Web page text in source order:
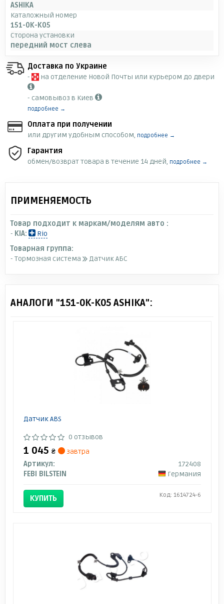
ASHIKA
Каталожный номер
151-0K-K05
Сторона установки
передний мост слева
Доставка по Украине
-
на отделение Новой Почты или курьером до двери
- самовывоз в Киев
подробнее →
Оплата при получении
или другим удобным способом, подробнее →
Гарантия
обмен/возврат товара в течение 14 дней, подробнее →
ПРИМЕНЯЕМОСТЬ
Товар подходит к маркам/моделям авто :
- KIA:
Rio
Товарная группа:
- Тормозная система
Датчик АБС
АНАЛОГИ "151-0K-K05 ASHIKA":
Датчик ABS
0 отзывов
1 045 ₴
завтра
Артикул:
172408
FEBI BILSTEIN
Германия
КУПИТЬ Код: 1614724-6